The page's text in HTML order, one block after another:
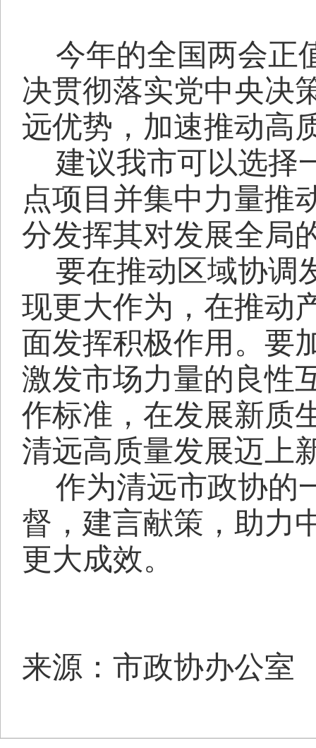
今年的全国两会正
决贯彻落实党中央决
远优势，加速推动高
建议我市可以选择
点项目并集中力量推
分发挥其对发展全局
要在推动区域协调
现更大作为，在推动
面发挥积极作用。要
激发市场力量的良性
作标准，在发展新质
清远高质量发展迈上
作为清远市政协的
督，建言献策，助力
更大成效。
来源：市政协办公室